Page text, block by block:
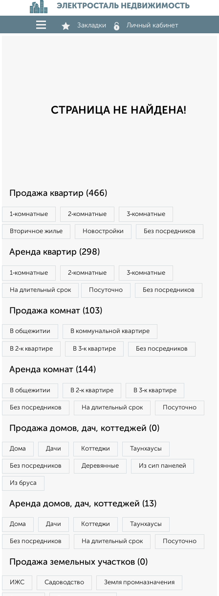
ЭЛЕКТРОСТАЛЬ НЕДВИЖИМОСТЬ
Закладки Личный кабинет
СТРАНИЦА НЕ НАЙДЕНА!
Продажа квартир (466)
1‑комнатные 2‑комнатные 3‑комнатные
Вторичное жилье Новостройки Без посредников
Аренда квартир (298)
1‑комнатные 2‑комнатные 3‑комнатные
На длительный срок Посуточно Без посредников
Продажа комнат (103)
В общежитии В коммунальной квартире
В 2‑к квартире В 3‑к квартире Без посредников
Аренда комнат (144)
В общежитии В 2‑к квартире В 3‑к квартире
Без посредников На длительный срок Посуточно
Продажа домов, дач, коттеджей (0)
Дома Дачи Коттеджи Таунхаусы
Без посредников Деревянные Из сип панелей
Из бруса
Аренда домов, дач, коттеджей (13)
Дома Дачи Коттеджи Таунхаусы
Без посредников На длительный срок Посуточно
Продажа земельных участков (0)
ИЖС Садоводство Земля промназначения